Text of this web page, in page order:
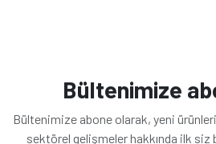
Bültenimize
Bültenimize abone olarak, yeni
sektörel gelişmeler hakkında ilk siz